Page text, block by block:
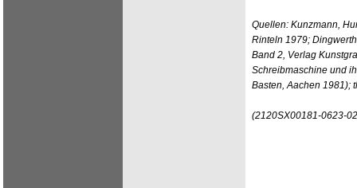
Quellen: Kunzmann,
Rinteln 1979;
Band 2, Verlag
Schreibmaschine und
Basten, Aachen 1981);
(2120SX00181-0623-